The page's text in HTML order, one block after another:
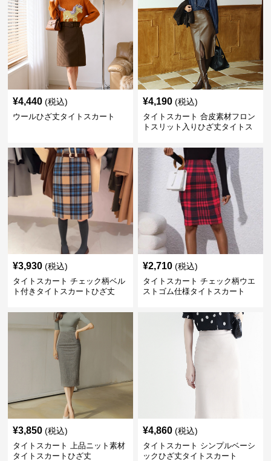
¥4,440 (税込)
ウールひざ丈タイトスカート
¥4,190 (税込)
タイトスカート 合皮素材フロン
トスリット入りひざ丈タイトス
¥3,930 (税込)
タイトスカート チェック柄ベル
ト付きタイトスカートひざ丈
¥2,710 (税込)
タイトスカート チェック柄ウエ
ストゴム仕様タイトスカート
¥3,850 (税込)
タイトスカート 上品ニット素材
タイトスカートひざ丈
¥4,860 (税込)
タイトスカート シンプルベーシ
ックひざ丈タイトスカート